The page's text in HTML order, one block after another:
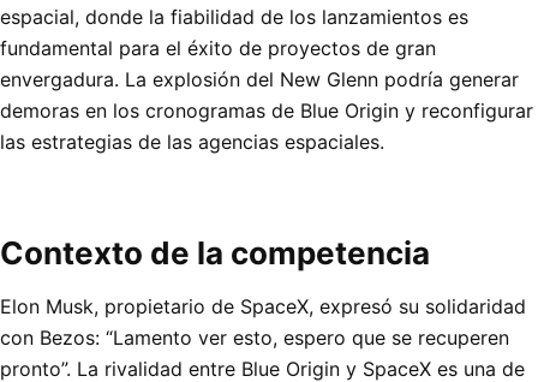
espacial, donde la fiabilidad de los lanzamientos es
fundamental para el éxito de proyectos de gran
envergadura. La explosión del New Glenn podría generar
demoras en los cronogramas de Blue Origin y reconfigurar
las estrategias de las agencias espaciales.
Contexto de la competencia
Elon Musk, propietario de SpaceX, expresó su solidaridad
con Bezos: “Lamento ver esto, espero que se recuperen
pronto”. La rivalidad entre Blue Origin y SpaceX es una de